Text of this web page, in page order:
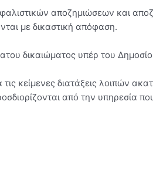
αποζημιώσεων και
με δικαστική απόφαση.
δικαιώματος υπέρ του
τις κείμενες διατάξεις λοιπών
από την υπηρεσία